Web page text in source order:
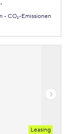
CO₂-Emissionen
Leasing